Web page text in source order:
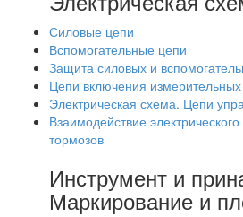
Силовые цепи
Вспомогательные цепи
Защита силовых и
Цепи включения
Электрическая схема. Цепи
Взаимодействие
тормозов
Инструмент и
Маркирование и